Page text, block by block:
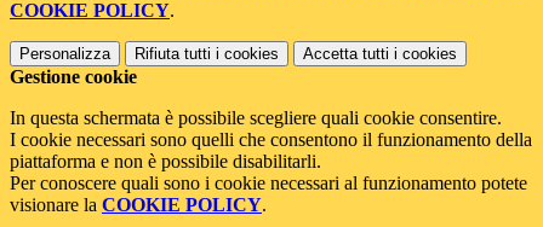
COOKIE POLICY.
Personalizza Rifiuta tutti i cookies Accetta tutti i cookies
Gestione cookie
In questa schermata è possibile scegliere quali cookie consentire.
I cookie necessari sono quelli che consentono il funzionamento della
piattaforma e non è possibile disabilitarli.
Per conoscere quali sono i cookie necessari al funzionamento potete
visionare la COOKIE POLICY.